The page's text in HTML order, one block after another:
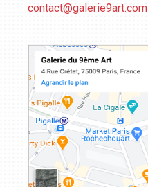
contact@galerie9art.com